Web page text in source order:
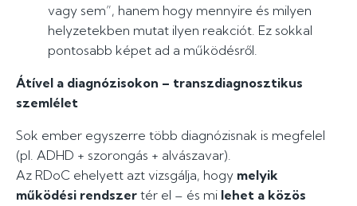
vagy sem”, hanem hogy mennyire és milyen
helyzetekben mutat ilyen reakciót. Ez sokkal
pontosabb képet ad a működésről.
Átível a diagnózisokon – transzdiagnosztikus
szemlélet
Sok ember egyszerre több diagnózisnak is megfelel
(pl. ADHD + szorongás + alvászavar).
Az RDoC ehelyett azt vizsgálja, hogy melyik
működési rendszer tér el – és mi lehet a közös